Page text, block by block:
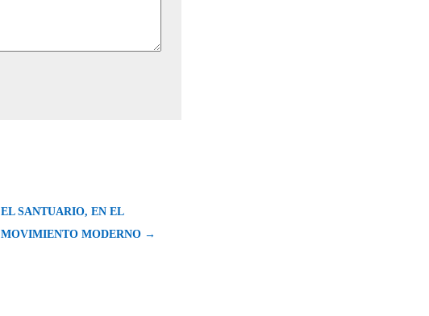
EL SANTUARIO, EN EL
MOVIMIENTO MODERNO →